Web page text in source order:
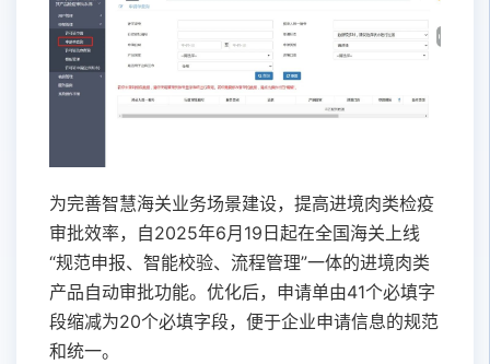
为完善智慧海关业务场景建设，提高进境肉类检疫
审批效率，自2025年6月19日起在全国海关上线
“规范申报、智能校验、流程管理”一体的进境肉类
产品自动审批功能。优化后，申请单由41个必填字
段缩减为20个必填字段，便于企业申请信息的规范
和统一。